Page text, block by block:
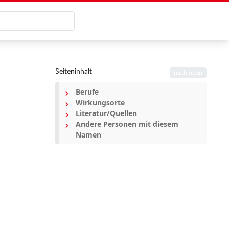
Seiteninhalt
Berufe
Wirkungsorte
Literatur/Quellen
Andere Personen mit diesem
Namen